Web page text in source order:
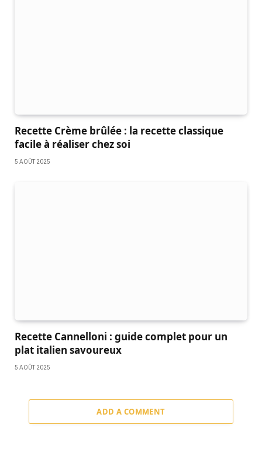
Recette Crème brûlée : la recette classique
facile à réaliser chez soi
5 AOÛT 2025
Recette Cannelloni : guide complet pour un
plat italien savoureux
5 AOÛT 2025
ADD A COMMENT